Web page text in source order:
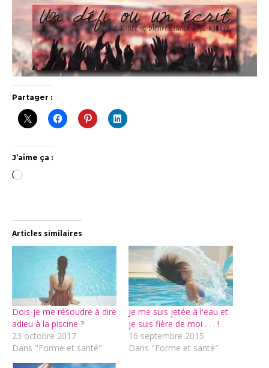
Partager :
J’aime ça :
Chargement…
Articles similaires
Dois-je me résoudre à dire
adieu à la piscine ?
23 octobre 2017
Dans "Forme et santé"
Je me suis jetée à l'eau et
je suis fière de moi . . . !
16 septembre 2015
Dans "Forme et santé"